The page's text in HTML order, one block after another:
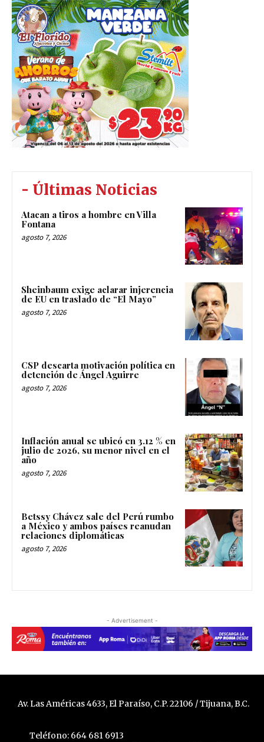
- Últimas Noticias
Atacan a tiros a hombre en Villa
Fontana
agosto 7, 2026
Sheinbaum exige aclarar injerencia
de EU en traslado de “El Mayo”
agosto 7, 2026
CSP descarta motivación política en
detención de Ángel Aguirre
agosto 7, 2026
Inflación anual se ubicó en 3.12 % en
julio de 2026, su menor nivel en el
año
agosto 7, 2026
Betssy Chávez sale del Perú rumbo
a México y ambos países reanudan
relaciones diplomáticas
agosto 7, 2026
- Advertisement -
Av. Las Américas 4633, El Paraíso, C.P. 22106 / Tijuana, B.C.
Teléfono: 664 681 6913